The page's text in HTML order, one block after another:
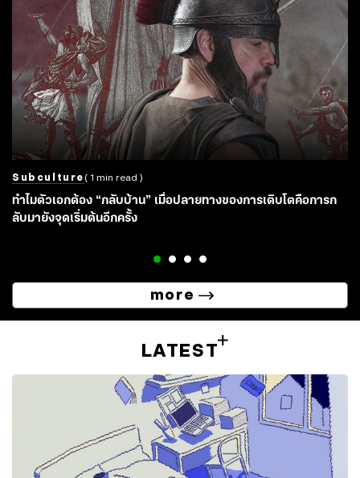
Subculture ( 1 min read )
ทำไมตัวเอกต้อง “กลับบ้าน” เมื่อปลายทางของการเติบโตคือการก
ลับมายังจุดเริ่มต้นอีกครั้ง
more
LATEST